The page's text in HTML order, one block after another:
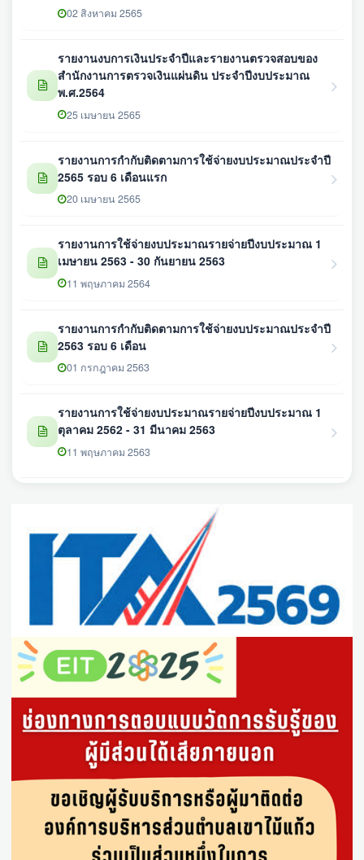
02 สิงหาคม 2565
รายงานงบการเงินประจำปีและรายงานตรวจสอบของ
สำนักงานการตรวจเงินแผ่นดิน ประจำปีงบประมาณ
พ.ศ.2564
25 เมษายน 2565
รายงานการกำกับติดตามการใช้จ่ายงบประมาณประจำปี
2565 รอบ 6 เดือนแรก
20 เมษายน 2565
รายงานการใช้จ่ายงบประมาณรายจ่ายปีงบประมาณ 1
เมษายน 2563 - 30 กันยายน 2563
11 พฤษภาคม 2564
รายงานการกำกับติดตามการใช้จ่ายงบประมาณประจำปี
2563 รอบ 6 เดือน
01 กรกฎาคม 2563
รายงานการใช้จ่ายงบประมาณรายจ่ายปีงบประมาณ 1
ตุลาคม 2562 - 31 มีนาคม 2563
11 พฤษภาคม 2563